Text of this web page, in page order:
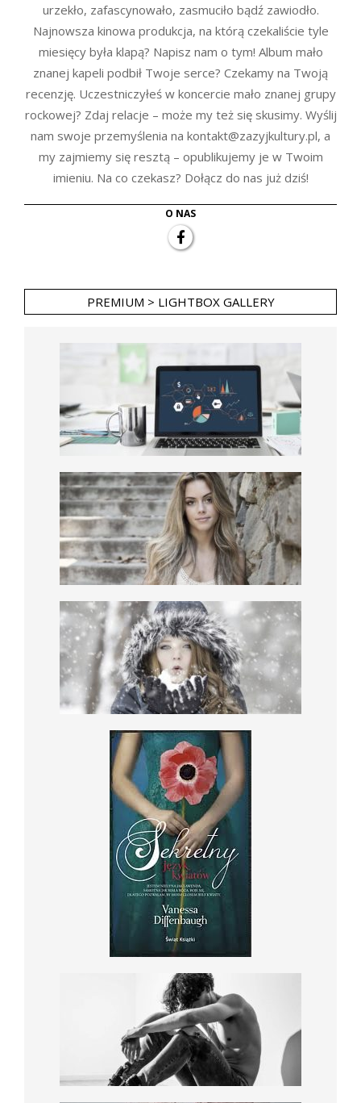
urzekło, zafascynowało, zasmuciło bądź zawiodło.
Najnowsza kinowa produkcja, na którą czekaliście tyle
miesięcy była klapą? Napisz nam o tym! Album mało
znanej kapeli podbił Twoje serce? Czekamy na Twoją
recenzję. Uczestniczyłeś w koncercie mało znanej grupy
rockowej? Zdaj relacje – może my też się skusimy. Wyślij
nam swoje przemyślenia na kontakt@zazyjkultury.pl, a
my zajmiemy się resztą – opublikujemy je w Twoim
imieniu. Na co czekasz? Dołącz do nas już dziś!
O NAS
PREMIUM > LIGHTBOX GALLERY